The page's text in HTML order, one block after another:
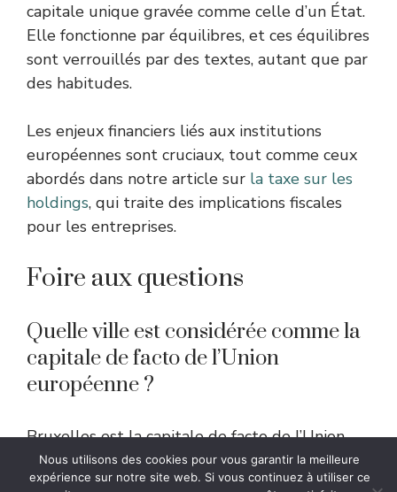
capitale unique gravée comme celle d’un État.
Elle fonctionne par équilibres, et ces équilibres
sont verrouillés par des textes, autant que par
des habitudes.
Les enjeux financiers liés aux institutions
européennes sont cruciaux, tout comme ceux
abordés dans notre article sur la taxe sur les
holdings, qui traite des implications fiscales
pour les entreprises.
Foire aux questions
Quelle ville est considérée comme la
capitale de facto de l’Union
européenne ?
Bruxelles est la capitale de facto de l’Union
européenne car elle concentre la majorité des
institutions politiques et administratives qui
Nous utilisons des cookies pour vous garantir la meilleure
expérience sur notre site web. Si vous continuez à utiliser ce